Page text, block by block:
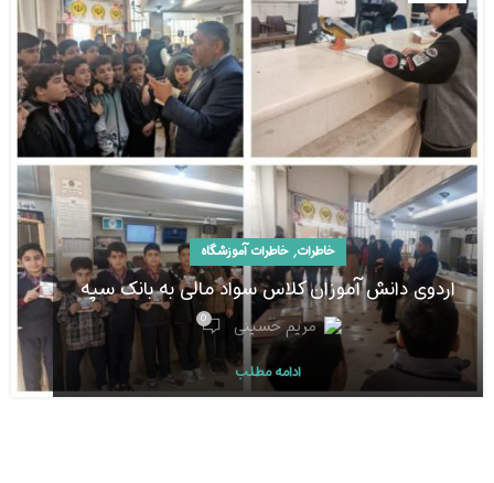
خاطرات, خاطرات آموزشگاه
اردوی دانش آموزان کلاس سواد مالی به بانک سپه
مریم حسینی 0
ادامه مطلب